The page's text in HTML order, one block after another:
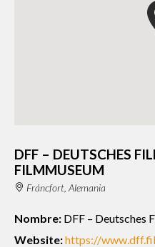
DFF – DEUTSCHES
FILMMUSEUM
Fráncfort, Alemania
Nombre: DFF – Deutsches
Website:https://